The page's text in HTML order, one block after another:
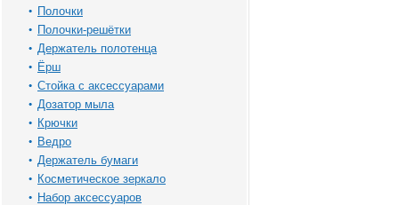
Полочки
Полочки-решётки
Держатель полотенца
Ёрш
Стойка с аксессуарами
Дозатор мыла
Крючки
Ведро
Держатель бумаги
Косметическое зеркало
Набор аксессуаров